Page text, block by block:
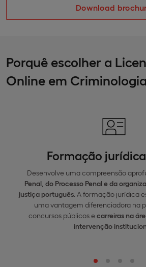
Download
Porquê escolher a
Online em
Formação
Desenvolve uma compreensão
Penal, do Processo Penal e da
justiça português. A formação jurídica
uma vantagem diferenciadora na
concursos públicos e carreiras na
intervenção